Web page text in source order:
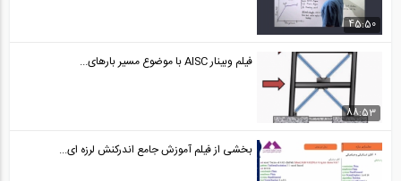
45:50
88:53
فیلم وبینار AISC با موضوع مسیر بارهای...
بخشی از فیلم آموزش جامع اندرکنش لرزه ای...